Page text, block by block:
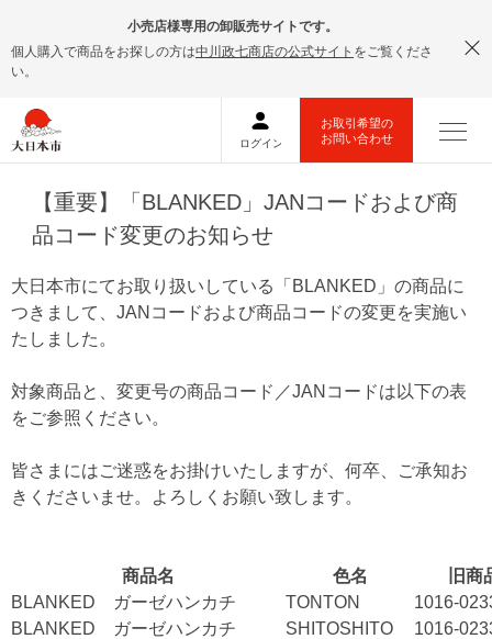
小売店様専用の卸販売サイトです。
個人購入で商品をお探しの方は中川政七商店の公式サイト をご覧くださ
い。
【重要】「BLANKED」JANコードおよび商
品コード変更のお知らせ
大日本市にてお取り扱いしている「BLANKED」の商品に
つきまして、JANコードおよび商品コードの変更を実施い
たしました。
対象商品と、変更号の商品コード／JANコードは以下の表
をご参照ください。
皆さまにはご迷惑をお掛けいたしますが、何卒、ご承知お
きくださいませ。よろしくお願い致します。
商品名 色名
旧商
BLANKED ガーゼハンカチ
TONTON
1016-
BLANKED ガーゼハンカチ
SHITOSHITO
1016-